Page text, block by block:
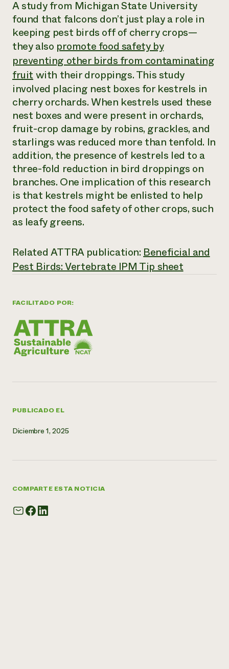
Informes anuales y financieros
Historias de impacto
Informe de
impacto 2024
LEER EL INFORME
Latinos en la agricultura
Sistemas alimentarios locales
Agricultura urbana
Las mujeres en la agricultura
Evento anual de reciclaje de productos electrónicos
Programa de descuentos de NorthWestern Energy
Servicios energéticos comerciales
Servicios energéticos residenciales
LIHEAP
Centro de intercambio de información AgriSolar
Blog
Podcasts
Publicaciones
Cursos cortos
Vídeos
Oportunidades de financiación
Noticias
Internship Hub
Buscar prácticas
Contratar a un becario
un
Asociaciones empresariales
Donar
Donaciones planificadas
Boletín
Consultas de los medios de comunicación
Todos
contribuyen a la
resiliencia de la
comunidad.
DONAR AHORA
FACILITADO POR:
PUBLICADO EL
Diciembre 1, 2025
COMPARTE ESTA NOTICIA
A study from Michigan State University
found that falcons don’t just play a role in
keeping pest birds off of cherry crops—
they also promote food safety by
preventing other birds from contaminating
fruitwith their droppings. This study
involved placing nest boxes for kestrels in
cherry orchards. When kestrels used these
nest boxes and were present in orchards,
fruit-crop damage by robins, grackles, and
starlings was reduced more than tenfold. In
addition, the presence of kestrels led to a
three-fold reduction in bird droppings on
branches. One implication of this research
is that kestrels might be enlisted to help
protect the food safety of other crops, such
as leafy greens.
Related ATTRA publication:Beneficial and
Pest Birds: Vertebrate IPM Tip sheet